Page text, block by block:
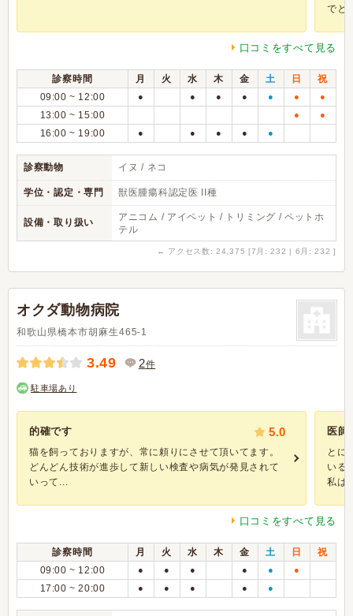
でと
口コミをすべて見る
診察時間 月 火 水 木 金 土 日
祝
09:00 ~ 12:00
● ● ● ● ● ● ●
13:00 ~ 15:00 ● ●
16:00 ~ 19:00 ● ● ● ● ●
診察動物 イヌ / ネコ
学位・認定・専門 獣医腫瘍科認定医 II種
設備・取り扱い
アニコム / アイペット / トリミング / ペットホ
テル
← アクセス数: 24,375 [7月: 232 | 6月: 232 ]
オクダ動物病院
和歌山県橋本市胡麻生465-1
3.49 2件
駐車場あり
的確です 5.0
猫を飼っておりますが、常に頼りにさせて頂いてます。
どんどん技術が進歩して新しい検査や病気が発見されて
いって...
医師
とに
いる
私は
口コミをすべて見る
診察時間 月 火 水 木 金 土 日
祝
09:00 ~ 12:00
● ● ● ● ● ●
17:00 ~ 20:00 ● ● ● ● ●